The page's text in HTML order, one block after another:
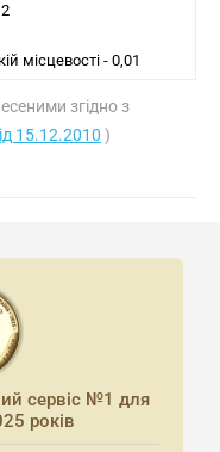
місцевості - 0,01
згідно з
15.12.2010 )
сервіс №1 для
років